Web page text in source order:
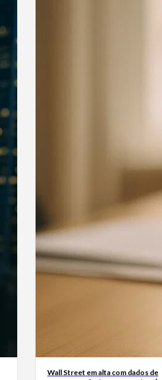
Wall Street em alta com dados de